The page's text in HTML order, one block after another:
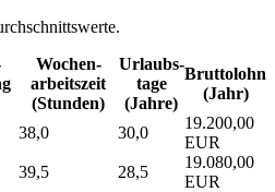
Wochen­
arbeitszeit
(Stunden)
Urlaubs­
tage
(Jahre)
Bruttolohn
(Jahr)
38,0 30,0
19.200,00
EUR
39,5 28,5
19.080,00
EUR